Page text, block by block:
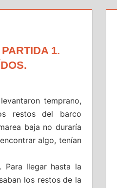
1.
temprano,
restos del barco
baja no duraría
algo, tenían
llegar hasta la
los restos de la